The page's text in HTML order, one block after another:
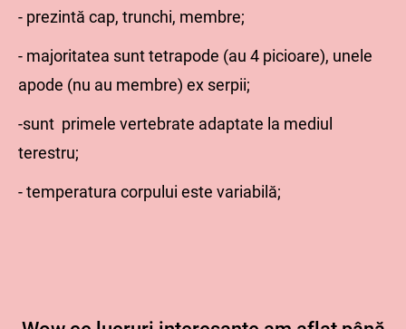
- prezintă cap, trunchi, membre;
- majoritatea sunt tetrapode (au 4 picioare), unele
apode (nu au membre) ex serpii;
-sunt primele vertebrate adaptate la mediul
terestru;
- temperatura corpului este variabilă;